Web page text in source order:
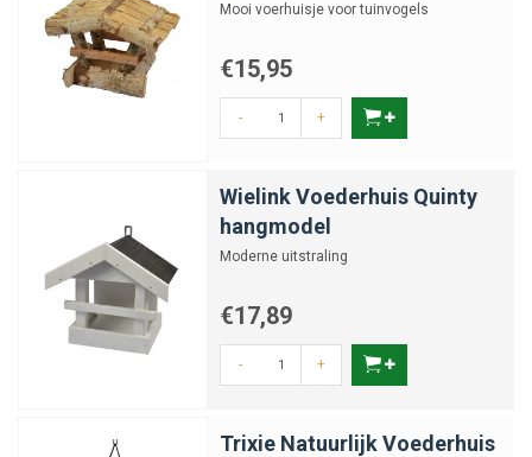
Mooi voerhuisje voor tuinvogels
€15,95
- +
Wielink Voederhuis Quinty
hangmodel
Moderne uitstraling
€17,89
- +
Trixie Natuurlijk Voederhuis